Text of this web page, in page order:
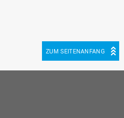
ZUM SEITENANFANG